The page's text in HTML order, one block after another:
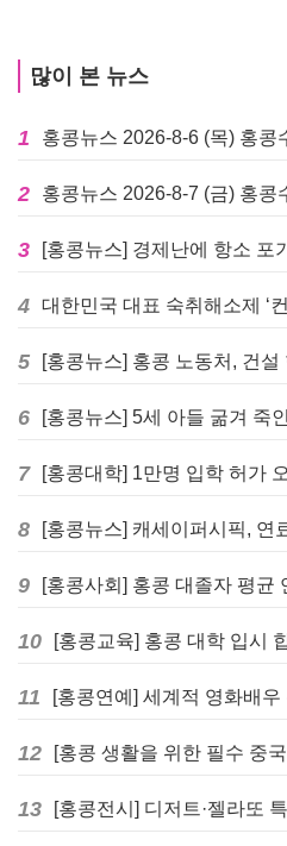
많이 본 뉴스
1 홍콩뉴스 2026-8-6 (목) 홍콩
2 홍콩뉴스 2026-8-7 (금) 홍콩
3
4
5
6
7
8
9
10 [홍콩교육] 홍콩 대학 입시
11
12 [홍콩 생활을 위한 필수 중
13